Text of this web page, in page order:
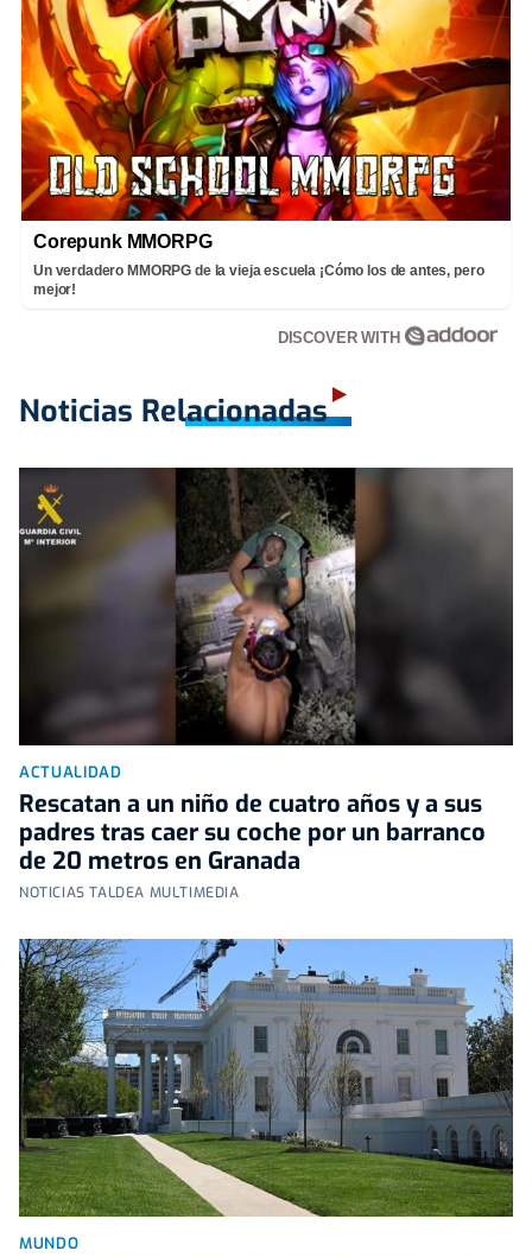
Corepunk MMORPG
Un verdadero MMORPG de la vieja escuela ¡Cómo los de antes, pero
mejor!
DISCOVER WITH
Noticias Relacionadas
ACTUALIDAD
Rescatan a un niño de cuatro años y a sus
padres tras caer su coche por un barranco
de 20 metros en Granada
NOTICIAS TALDEA MULTIMEDIA
MUNDO